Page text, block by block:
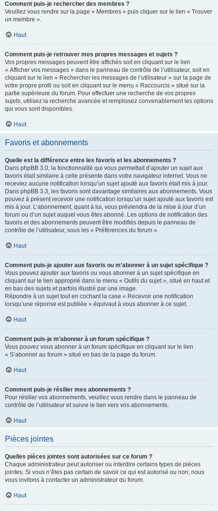
Comment puis-je rechercher des membres ?
Veuillez vous rendre sur la page « Membres » puis cliquer sur le lien « Trouver
un membre ».
Haut
Comment puis-je retrouver mes propres messages et sujets ?
Vos propres messages peuvent être affichés soit en cliquant sur le lien
« Afficher vos messages » dans le panneau de contrôle de l’utilisateur, soit en
cliquant sur le lien « Rechercher les messages de l’utilisateur » sur la page de
votre propre profil ou soit en cliquant sur le menu « Raccourcis » situé sur la
partie supérieure du forum. Pour effectuer une recherche de vos propres
sujets, utilisez la recherche avancée et remplissez convenablement les options
qui vous sont disponibles.
Haut
Favoris et abonnements
Quelle est la différence entre les favoris et les abonnements ?
Dans phpBB 3.0, la fonctionnalité qui vous permettait d’ajouter un sujet aux
favoris était similaire à celle présente dans votre navigateur internet. Vous ne
receviez aucune notification lorsqu’un sujet ajouté aux favoris était mis à jour.
Dans phpBB 3.3, les favoris sont davantage similaires aux abonnements. Vous
pouvez à présent recevoir une notification lorsqu’un sujet ajouté aux favoris est
mis à jour. L’abonnement, quant à lui, vous préviendra de la mise à jour d’un
forum ou d’un sujet auquel vous êtes abonné. Les options de notification des
favoris et des abonnements peuvent être modifiés depuis le panneau de
contrôle de l’utilisateur, sous les « Préférences du forum ».
Haut
Comment puis-je ajouter aux favoris ou m’abonner à un sujet spécifique ?
Vous pouvez ajouter aux favoris ou vous abonner à un sujet spécifique en
cliquant sur le lien approprié dans le menu « Outils du sujet », situé en haut et
en bas des sujets et parfois illustré par une image.
Répondre à un sujet tout en cochant la case « Recevoir une notification
lorsqu’une réponse est publiée » équivaut à vous abonner à ce sujet.
Haut
Comment puis-je m’abonner à un forum spécifique ?
Vous pouvez vous abonner à un forum spécifique en cliquant sur le lien
« S’abonner au forum » situé en bas de la page du forum.
Haut
Comment puis-je résilier mes abonnements ?
Pour résilier vos abonnements, veuillez vous rendre dans le panneau de
contrôle de l’utilisateur et suivre le lien vers vos abonnements.
Haut
Pièces jointes
Quelles pièces jointes sont autorisées sur ce forum ?
Chaque administrateur peut autoriser ou interdire certains types de pièces
jointes. Si vous n’êtes pas certain de savoir ce qui est autorisé ou non, nous
vous invitons à contacter un administrateur du forum.
Haut